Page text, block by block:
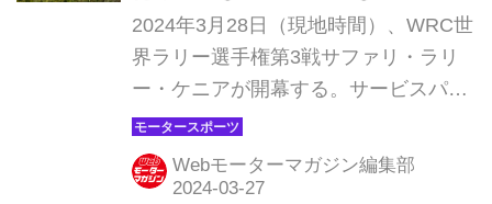
岩が露出し、多くのマシンがパンクに
悩まされることになった。 木曜日のス
ーパーSSを経て、本格的なバトルの開
幕となった金曜日、まずこのラ...
【サファリラリー ケニア プ
レビュー】
2024年3月28日（現地時間）、WRC世
界ラリー選手権第3戦サファリ・ラリ
ー・ケニアが開幕する。サービスパー
クは首都ナイロビから北側に約100km
離れたナイバシャ湖の近くに置かれ、
ラリーはサバンナ特有の目の細かな砂
Webモーターマガジン編集部